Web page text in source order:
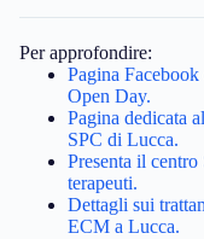
Per approfondire:
Pagina
Open Day.
Pagina dedicata
SPC di Lucca.
Presenta il
terapeuti.
Dettagli sui
ECM a Lucca.